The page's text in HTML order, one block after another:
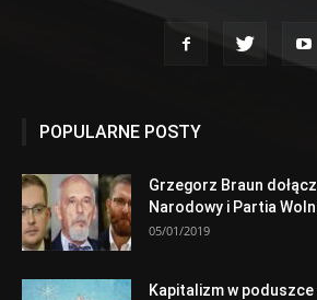
POPULARNE POSTY
Grzegorz Braun
Narodowy i Partia
05/01/2019
Kapitalizm w